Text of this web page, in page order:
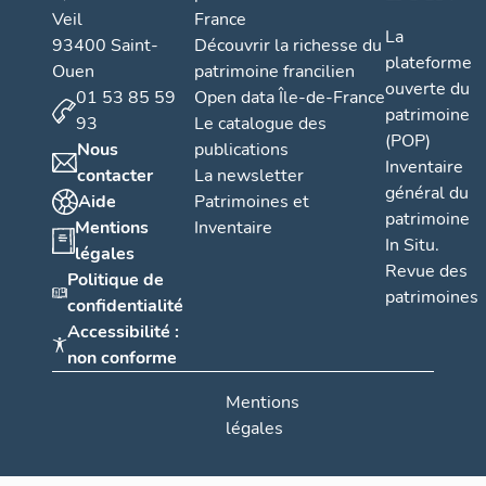
Veil
93400 Saint-
Ouen
01 53 85 59
93
Nous
contacter
Aide
Mentions
légales
Politique de
confidentialité
Accessibilité :
non conforme
France
Découvrir la richesse du
patrimoine francilien
Open data Île-de-France
Le catalogue des
publications
La newsletter
Patrimoines et
Inventaire
La
plateforme
ouverte du
patrimoine
(POP)
Inventaire
général du
patrimoine
In Situ.
Revue des
patrimoines
Mentions
légales